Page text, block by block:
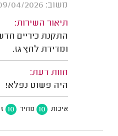
משוב: 09/04/2026
תיאור השירות:
התקנת כיריים
ומדידת לחץ גז.
חוות דעת:
היה פשוט נפלא!
איכות 10 מחיר 10